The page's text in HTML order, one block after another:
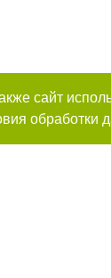
сайт
обработки